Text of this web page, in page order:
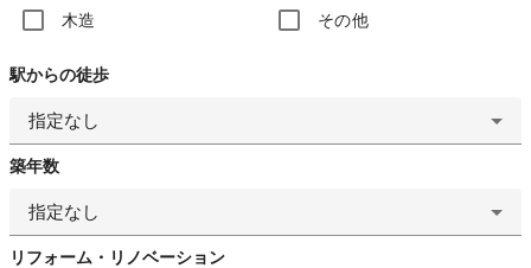
木造 その他
駅からの徒歩
指定なし
築年数
指定なし
リフォーム・リノベーション